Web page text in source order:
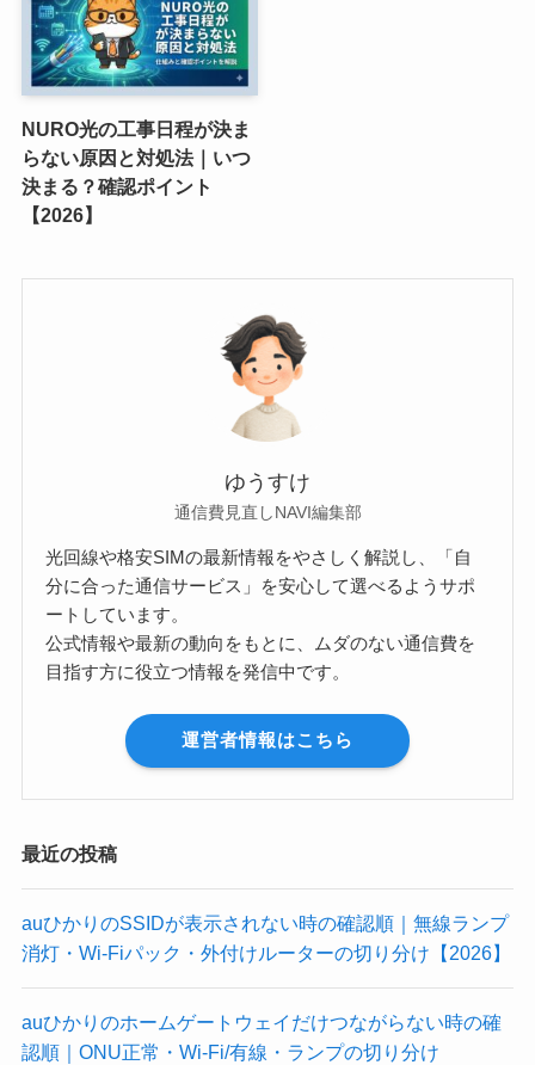
NURO光の工事日程が決ま
らない原因と対処法｜いつ
決まる？確認ポイント
【2026】
ゆうすけ
通信費見直しNAVI編集部
光回線や格安SIMの最新情報をやさしく解説し、「自
分に合った通信サービス」を安心して選べるようサポ
ートしています。
公式情報や最新の動向をもとに、ムダのない通信費を
目指す方に役立つ情報を発信中です。
運営者情報はこちら
最近の投稿
auひかりのSSIDが表示されない時の確認順｜無線ランプ
消灯・Wi-Fiパック・外付けルーターの切り分け【2026】
auひかりのホームゲートウェイだけつながらない時の確
認順｜ONU正常・Wi-Fi/有線・ランプの切り分け